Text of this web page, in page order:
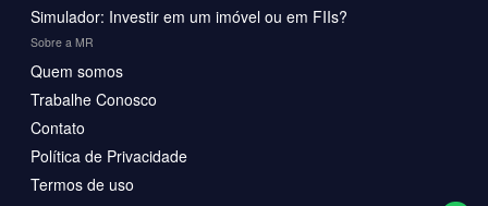
Simulador: Investir em um imóvel ou em FIIs?
Sobre a MR
Quem somos
Trabalhe Conosco
Contato
Política de Privacidade
Termos de uso